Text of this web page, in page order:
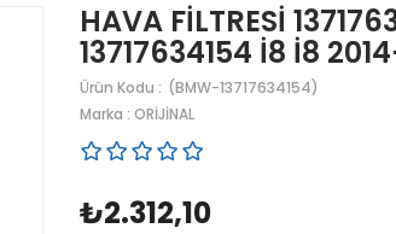
HAVA FİLTRESİ
13717634154 İ8 İ8
(BMW-13717634154)
Marka : ORİJİNAL
₺2.312,10